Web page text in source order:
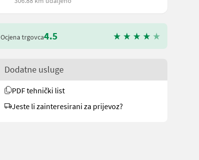
Ocjena trgovca4.5
Dodatne usluge
PDF tehnički list
Jeste li zainteresirani za prijevoz?